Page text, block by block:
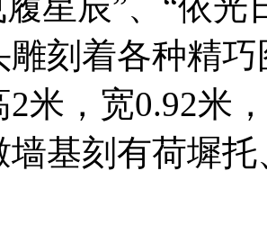
雕刻着各种精
2米，宽0.92米
墙基刻有荷墀